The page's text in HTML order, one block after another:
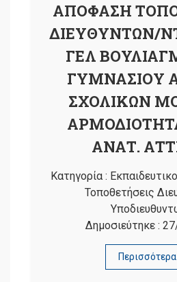
ΑΠΟΦΑΣΗ
ΔΙΕΥΘΥΝΤΩΝ/
ΓΕΛ
ΓΥΜΝΑΣΙΟΥ
ΣΧΟΛΙΚΩΝ
ΑΝΑΤ.
Κατηγορία :
Τοποθετήσεις
Δημοσιεύτηκε :
Περισσότερα